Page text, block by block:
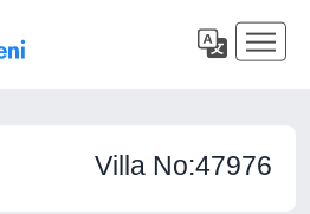
Villa No:47976